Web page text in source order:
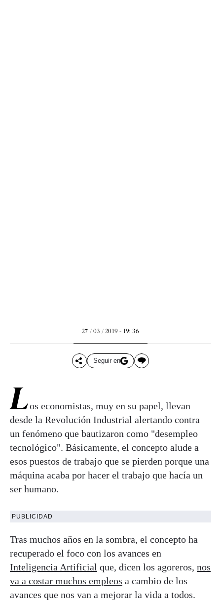
27 / 03 / 2019 - 19: 36
Seguir en
Los economistas, muy en su papel, llevan
desde la Revolución Industrial alertando contra
un fenómeno que bautizaron como "desempleo
tecnológico". Básicamente, el concepto alude a
esos puestos de trabajo que se pierden porque una
máquina acaba por hacer el trabajo que hacía un
ser humano.
PUBLICIDAD
Tras muchos años en la sombra, el concepto ha
recuperado el foco con los avances en
Inteligencia Artificial que, dicen los agoreros, nos
va a costar muchos empleos a cambio de los
avances que nos van a mejorar la vida a todos.